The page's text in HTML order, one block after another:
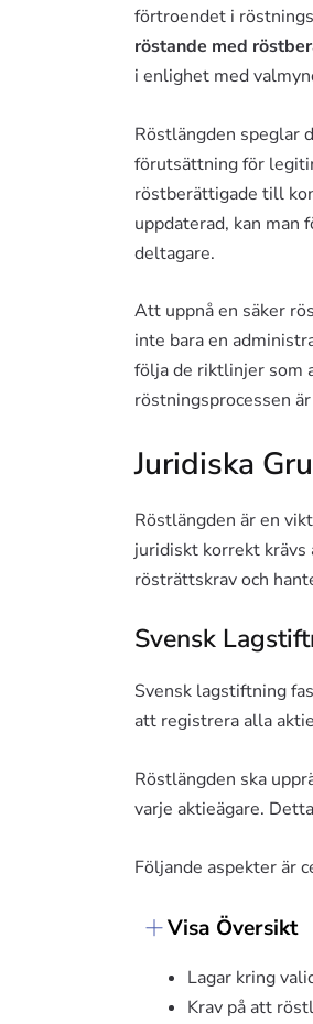
förtroendet i
röstande med
i enlighet med
Röstlängden speglar
förutsättning för
röstberättigade till
uppdaterad, kan man
deltagare.
Att uppnå en säker
inte bara en
följa de riktlinjer som
röstningsprocessen
Juridiska
Röstlängden är en
juridiskt korrekt krävs
rösträttskrav och
Svensk
Svensk lagstiftning
att registrera alla
Röstlängden ska
varje aktieägare.
Följande aspekter är
Visa Översikt
Lagar kring
Krav på att